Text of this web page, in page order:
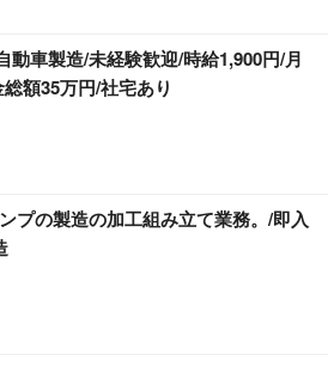
動車製造/未経験歓迎/時給1,900円/月
額35万円/社宅あり
プの製造の加工組み立て業務。/即入